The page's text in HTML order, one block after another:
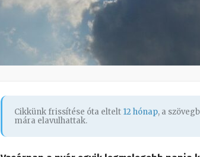
Cikkünk frissítése óta eltelt 12 hónap, a
mára elavulhattak.